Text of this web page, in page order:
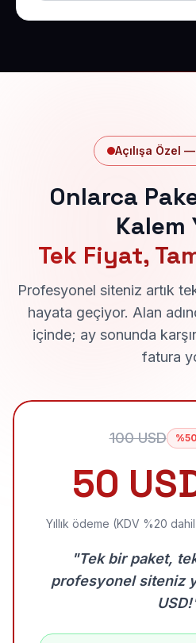
Açılışa Özel
Onlarca
Kalem
Tek Fiyat,
Profesyonel siteniz artık
hayata geçiyor. Alan
içinde; ay sonunda
fatura
100 USD
50
Yıllık ödeme (KDV %20
"Tek bir paket,
profesyonel siteniz